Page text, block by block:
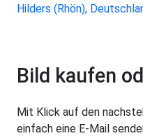
Bild kaufen
Mit Klick auf den
einfach eine E-Mail